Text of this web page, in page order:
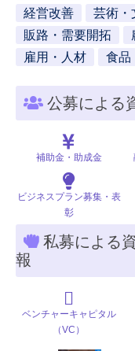
経営改善
芸術・
販路・需要開拓
雇用・人材
食品
公募による
補助金・助成金
ビジネスプラン募集・表
彰
私募による
報
ベンチャーキャピタル
（VC）